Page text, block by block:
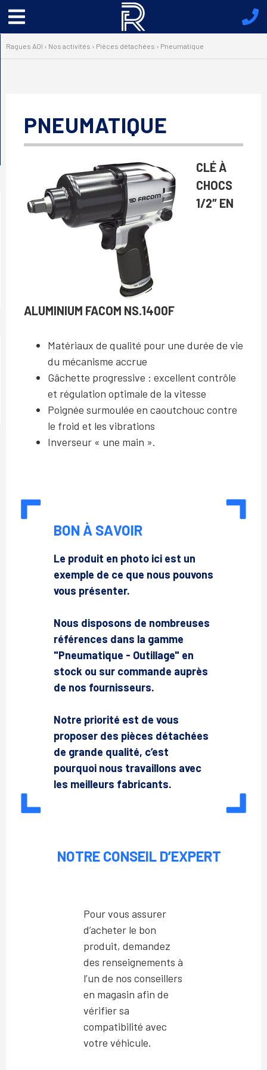
Menu
principal
Ragues AOI › Nos activités › Pièces détachées › Pneumatique
PNEUMATIQUE
CLÉ À
CHOCS
1/2″ EN
ALUMINIUM FACOM NS.1400F
Matériaux de qualité pour une durée de vie
du mécanisme accrue
Gâchette progressive : excellent contrôle
et régulation optimale de la vitesse
Poignée surmoulée en caoutchouc contre
le froid et les vibrations
Inverseur « une main ».
BON À SAVOIR
Le produit en photo ici est un
exemple de ce que nous pouvons
vous présenter.
Nous disposons de nombreuses
références dans la gamme
"Pneumatique - Outillage" en
stock ou sur commande auprès
de nos fournisseurs.
Notre priorité est de vous
proposer des pièces détachées
de grande qualité, c’est
pourquoi nous travaillons avec
les meilleurs fabricants.
NOTRE CONSEIL D’EXPERT
Pour vous assurer
d’acheter le bon
produit, demandez
des renseignements à
l’un de nos conseillers
en magasin afin de
vérifier sa
compatibilité avec
votre véhicule.